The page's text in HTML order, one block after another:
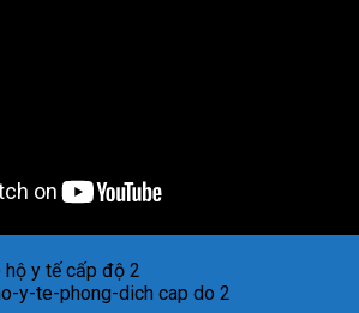
y-te-phong-dich cap do 2